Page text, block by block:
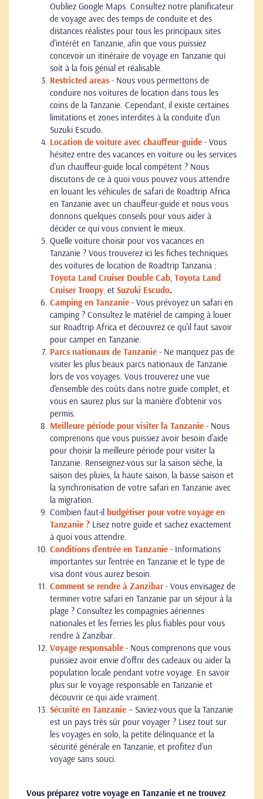
Oubliez Google Maps. Consultez notre planificateur
de voyage avec des temps de conduite et des
distances réalistes pour tous les principaux sites
d'intérêt en Tanzanie, afin que vous puissiez
concevoir un itinéraire de voyage en Tanzanie qui
soit à la fois génial et réalisable.
Restricted areas - Nous vous permettons de
conduire nos voitures de location dans tous les
coins de la Tanzanie. Cependant, il existe certaines
limitations et zones interdites à la conduite d'un
Suzuki Escudo.
Location de voiture avec chauffeur-guide - Vous
hésitez entre des vacances en voiture ou les services
d'un chauffeur-guide local compétent ? Nous
discutons de ce à quoi vous pouvez vous attendre
en louant les véhicules de safari de Roadtrip Africa
en Tanzanie avec un chauffeur-guide et nous vous
donnons quelques conseils pour vous aider à
décider ce qui vous convient le mieux.
Quelle voiture choisir pour vos vacances en
Tanzanie ? Vous trouverez ici les fiches techniques
des voitures de location de Roadtrip Tanzania :
Toyota Land Cruiser Double Cab, Toyota Land
Cruiser Troopy, et Suzuki Escudo.
Camping en Tanzanie - Vous prévoyez un safari en
camping ? Consultez le matériel de camping à louer
sur Roadtrip Africa et découvrez ce qu'il faut savoir
pour camper en Tanzanie.
Parcs nationaux de Tanzanie - Ne manquez pas de
visiter les plus beaux parcs nationaux de Tanzanie
lors de vos voyages. Vous trouverez une vue
d'ensemble des coûts dans notre guide complet, et
vous en saurez plus sur la manière d'obtenir vos
permis.
Meilleure période pour visiter la Tanzanie - Nous
comprenons que vous puissiez avoir besoin d'aide
pour choisir la meilleure période pour visiter la
Tanzanie. Renseignez-vous sur la saison sèche, la
saison des pluies, la haute saison, la basse saison et
la synchronisation de votre safari en Tanzanie avec
la migration.
Combien faut-il budgétiser pour votre voyage en
Tanzanie ? Lisez notre guide et sachez exactement
à quoi vous attendre.
Conditions d'entrée en Tanzanie - Informations
importantes sur l'entrée en Tanzanie et le type de
visa dont vous aurez besoin.
Comment se rendre à Zanzibar - Vous envisagez de
terminer votre safari en Tanzanie par un séjour à la
plage ? Consultez les compagnies aériennes
nationales et les ferries les plus fiables pour vous
rendre à Zanzibar.
Voyage responsable - Nous comprenons que vous
puissiez avoir envie d'offrir des cadeaux ou aider la
population locale pendant votre voyage. En savoir
plus sur le voyage responsable en Tanzanie et
découvrir ce qui aide vraiment.
Sécurité en Tanzanie – Saviez-vous que la Tanzanie
est un pays très sûr pour voyager ? Lisez tout sur
les voyages en solo, la petite délinquance et la
sécurité générale en Tanzanie, et profitez d’un
voyage sans souci.
Vous préparez votre voyage en Tanzanie et ne trouvez